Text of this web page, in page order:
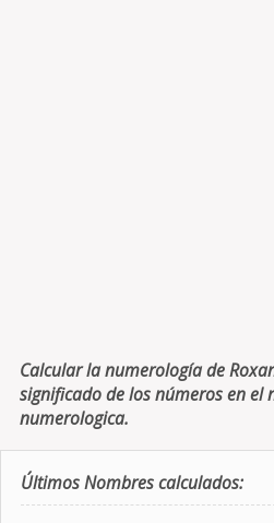
Calcular la numerología de
significado de los números en el
numerologica.
Últimos Nombres calculados: